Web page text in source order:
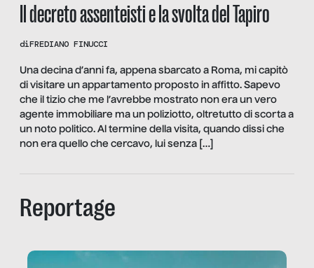
Il decreto assenteisti e la svolta del Tapiro
diFREDIANO FINUCCI
Una decina d’anni fa, appena sbarcato a Roma, mi capitò
di visitare un appartamento proposto in affitto. Sapevo
che il tizio che me l’avrebbe mostrato non era un vero
agente immobiliare ma un poliziotto, oltretutto di scorta a
un noto politico. Al termine della visita, quando dissi che
non era quello che cercavo, lui senza […]
Reportage